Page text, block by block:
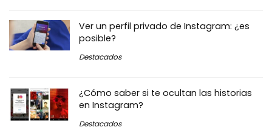
Ver un perfil privado de Instagram: ¿es
posible?
Destacados
¿Cómo saber si te ocultan las historias
en Instagram?
Destacados